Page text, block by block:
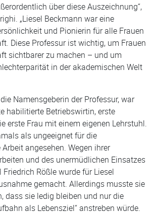
über diese Auszeichnung“,
„Liesel Beckmann war eine
und Pionierin für alle Frauen
Diese Professur ist wichtig, um Frauen
sichtbarer zu machen – und um
in der akademischen Welt
Namensgeberin der Professur, war
habilitierte Betriebswirtin, erste
erste Frau mit einem eigenen Lehrstuhl.
als ungeeignet für die
angesehen. Wegen ihrer
und des unermüdlichen Einsatzes
Rößle wurde für Liesel
gemacht. Allerdings musste sie
dass sie ledig bleiben und nur die
als Lebensziel“ anstreben würde.